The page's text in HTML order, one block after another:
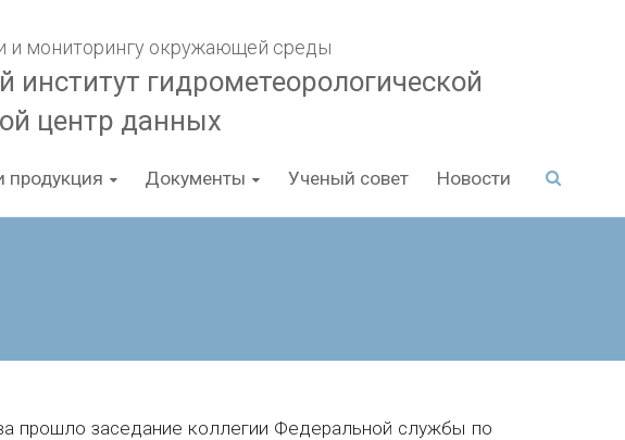
институт гидрометеорологической
центр данных
и мониторингу окружающей среды
продукция Документы Ученый совет Новости
прошло заседание коллегии Федеральной службы по